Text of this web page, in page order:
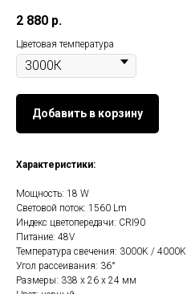
2 880 р.
Цветовая температура
Добавить в корзину
Характеристики:
Мощность: 18 W
Световой поток: 1560 Lm
Индекс цветопередачи: CRI90
Питание: 48V
Температура свечения: 3000K / 4000K
Угол рассеивания: 36°
Размеры: 338 х 26 х 24 мм